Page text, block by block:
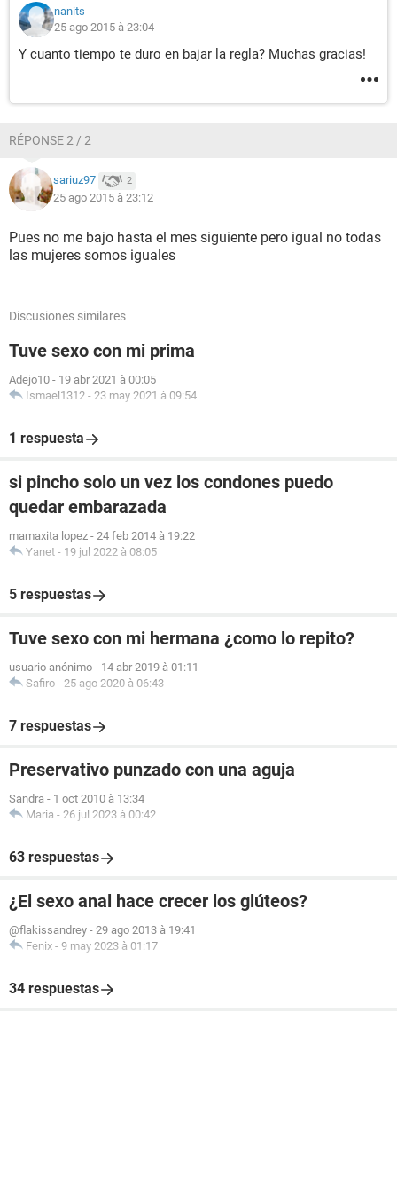
nanits
25 ago 2015 à 23:04
Y cuanto tiempo te duro en bajar la regla? Muchas gracias!
RÉPONSE 2 / 2
sariuz97 2
25 ago 2015 à 23:12
Pues no me bajo hasta el mes siguiente pero igual no todas
las mujeres somos iguales
Discusiones similares
Tuve sexo con mi prima
Adejo10 - 19 abr 2021 à 00:05
Ismael1312 - 23 may 2021 à 09:54
1 respuesta
si pincho solo un vez los condones puedo
quedar embarazada
mamaxita lopez - 24 feb 2014 à 19:22
Yanet - 19 jul 2022 à 08:05
5 respuestas
Tuve sexo con mi hermana ¿como lo repito?
usuario anónimo - 14 abr 2019 à 01:11
Safiro - 25 ago 2020 à 06:43
7 respuestas
Preservativo punzado con una aguja
Sandra - 1 oct 2010 à 13:34
Maria - 26 jul 2023 à 00:42
63 respuestas
¿El sexo anal hace crecer los glúteos?
@flakissandrey - 29 ago 2013 à 19:41
Fenix - 9 may 2023 à 01:17
34 respuestas